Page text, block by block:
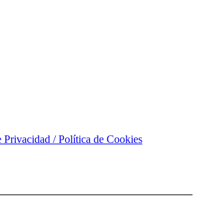
/ Política de Cookies